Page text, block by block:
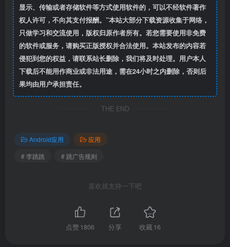
显示、传输或者存储软件等方式使用软件的，可以不经软件著作
权人许可，不向其支付报酬。”本站大部分下载资源收集于网络，
只做学习和交流使用，版权归原作者所有。若您需要使用非免费
的软件或服务，请购买正版授权并合法使用。本站发布的内容若
侵犯到您的权益，请联系站长删除，我们将及时处理。用户本人
下载后不能用作商业或非法用途，需在24小时之内删除，否则后
果均由用户承担责任。
THE END
Android应用
应用
# 李跳跳
# 跳广告规则
喜欢就支持一下吧
点赞1806 分享 收藏16